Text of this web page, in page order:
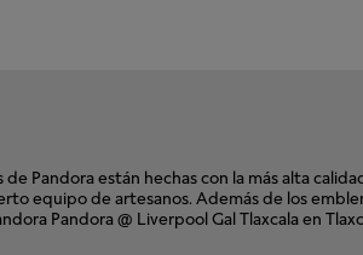
Pandora están hechas con la más alta
equipo de artesanos. Además de los
Pandora @ Liverpool Gal Tlaxcala en